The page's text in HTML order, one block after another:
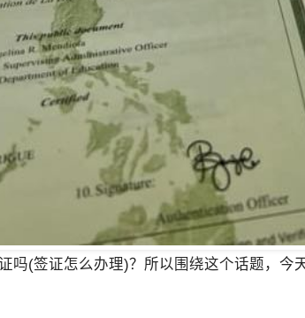
吗(签证怎么办理)？所以围绕这个话题，今